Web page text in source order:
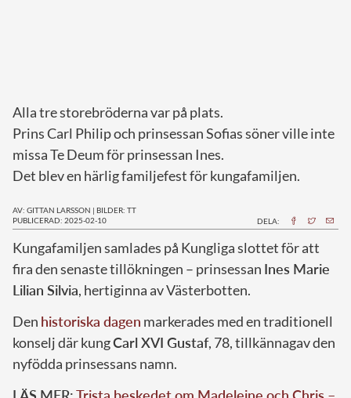
Alla tre storebröderna var på plats.
Prins Carl Philip och prinsessan Sofias söner ville inte
missa Te Deum för prinsessan Ines.
Det blev en härlig familjefest för kungafamiljen.
AV: GITTAN LARSSON | BILDER: TT
PUBLICERAD: 2025-02-10
DELA:
Kungafamiljen samlades på Kungliga slottet för att
fira den senaste tillökningen – prinsessan Ines Marie
Lilian Silvia, hertiginna av Västerbotten.
Den historiska dagen markerades med en traditionell
konselj där kungCarl XVI Gustaf, 78, tillkännagav den
nyfödda prinsessans namn.
LÄS MER:Trista beskedet om Madeleine och Chris –